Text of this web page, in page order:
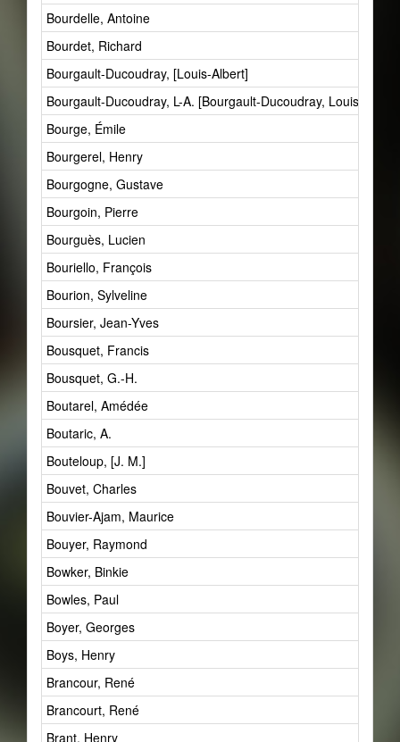
Bourdelle, Antoine
Bourdet, Richard
Bourgault-Ducoudray, [Louis-Albert]
Bourgault-Ducoudray, L-A. [Bourgault-Ducoudray, Louis-Albert]
Bourge, Émile
Bourgerel, Henry
Bourgogne, Gustave
Bourgoin, Pierre
Bourguès, Lucien
Bouriello, François
Bourion, Sylveline
Boursier, Jean-Yves
Bousquet, Francis
Bousquet, G.-H.
Boutarel, Amédée
Boutaric, A.
Bouteloup, [J. M.]
Bouvet, Charles
Bouvier-Ajam, Maurice
Bouyer, Raymond
Bowker, Binkie
Bowles, Paul
Boyer, Georges
Boys, Henry
Brancour, René
Brancourt, René
Brant, Henry